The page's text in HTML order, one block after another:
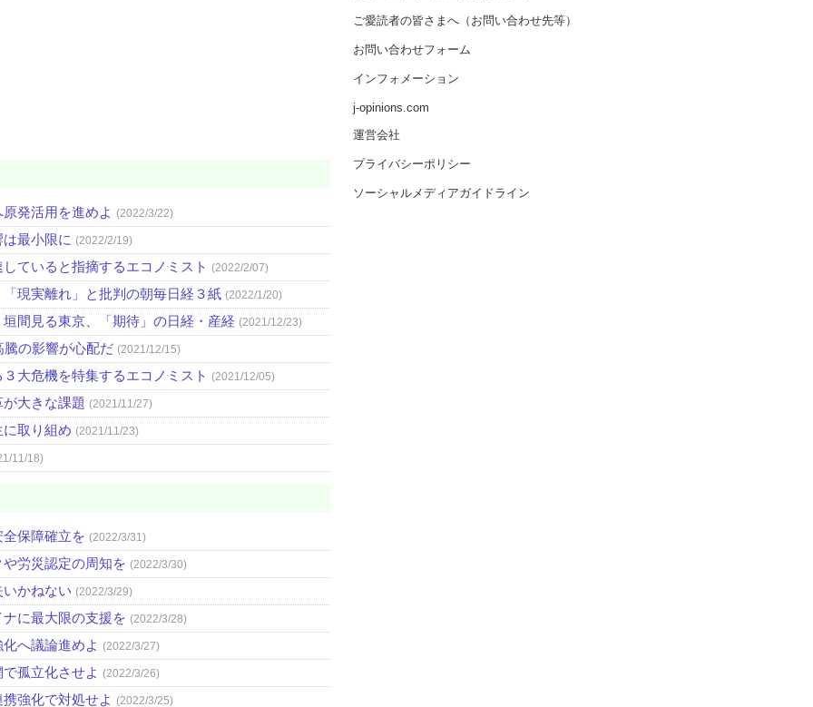
発活用を進めよ (2022/3/22)
最小限に (2022/2/19)
ていると指摘するエコノミスト (2022/2/07)
現実離れ」と批判の朝毎日経３紙 (2022/1/20)
間見る東京、「期待」の日経・産経 (2021/12/23)
の影響が心配だ (2021/12/15)
大危機を特集するエコノミスト (2021/12/05)
大きな課題 (2021/11/27)
取り組め (2021/11/23)
11/18)
保障確立を (2022/3/31)
労災認定の周知を (2022/3/30)
かねない (2022/3/29)
に最大限の支援を (2022/3/28)
へ議論進めよ (2022/3/27)
孤立化させよ (2022/3/26)
強化で対処せよ (2022/3/25)
ご愛読者の皆さまへ（お問い合わせ先等）
お問い合わせフォーム
インフォメーション
j-opinions.com
運営会社
プライバシーポリシー
ソーシャルメディアガイドライン